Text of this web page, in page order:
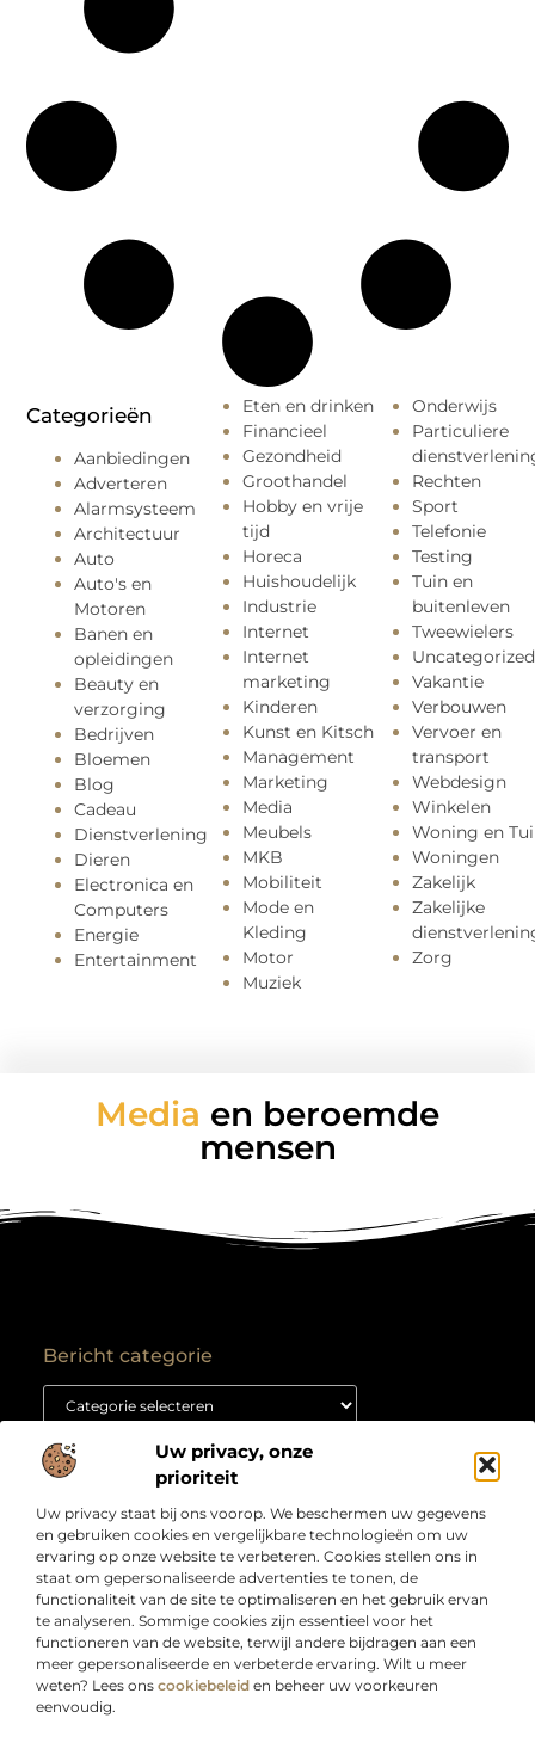
Uw privacy, onze
prioriteit
Uw privacy staat bij ons voorop. We beschermen uw gegevens
en gebruiken cookies en vergelijkbare technologieën om uw
ervaring op onze website te verbeteren. Cookies stellen ons in
staat om gepersonaliseerde advertenties te tonen, de
functionaliteit van de site te optimaliseren en het gebruik ervan
te analyseren. Sommige cookies zijn essentieel voor het
functioneren van de website, terwijl andere bijdragen aan een
meer gepersonaliseerde en verbeterde ervaring. Wilt u meer
weten? Lees ons cookiebeleid en beheer uw voorkeuren
eenvoudig.
Categorieën
Aanbiedingen
Adverteren
Alarmsysteem
Architectuur
Auto
Auto's en
Motoren
Banen en
opleidingen
Beauty en
verzorging
Bedrijven
Bloemen
Blog
Cadeau
Dienstverlening
Dieren
Electronica en
Computers
Energie
Entertainment
Eten en drinken
Financieel
Gezondheid
Groothandel
Hobby en vrije
tijd
Horeca
Huishoudelijk
Industrie
Internet
Internet
marketing
Kinderen
Kunst en Kitsch
Management
Marketing
Media
Meubels
MKB
Mobiliteit
Mode en
Kleding
Motor
Muziek
Onderwijs
Particuliere
Rechten
Sport
Telefonie
Testing
Tuin en
buitenleven
Tweewielers
Uncategorized
Vakantie
Verbouwen
Vervoer en
transport
Webdesign
Winkelen
Woning en
Woningen
Zakelijk
Zakelijke
Zorg
Media en beroemde
mensen
Over
Bedrijf
“Jouw bron voor slimme inzichten en creatieve
inspiratie”
Laat je verrassen door artikelen boordevol kennis,
praktische tips en ideeën die je blik verruimen. Welkom
bij Webdesigndirect.nl – waar inhoud en innovatie
samenkomen om jou vooruit te helpen.
Onze informatie
Bericht categorie